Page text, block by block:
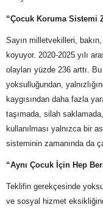
“Çocuk Koruma Sistemi
Sayın milletvekilleri,
koyuyor. 2020-2025 yılı
olayları yüzde 236 arttı.
yoksulluğundan,
kaygısından daha fazla
taşımada, silah
kullanılması yalnızca bir
sisteminin zamanında da
“Aynı Çocuk İçin Hep
Teklifin gerekçesinde
ve sosyal hizmet